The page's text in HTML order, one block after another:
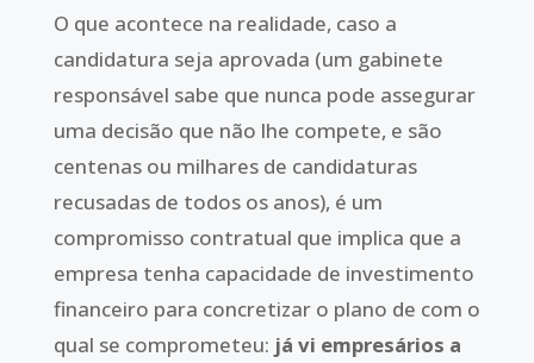
O que acontece na realidade, caso a
candidatura seja aprovada (um gabinete
responsável sabe que nunca pode assegurar
uma decisão que não lhe compete, e são
centenas ou milhares de candidaturas
recusadas de todos os anos), é um
compromisso contratual que implica que a
empresa tenha capacidade de investimento
financeiro para concretizar o plano de com o
qual se comprometeu: já vi empresários a